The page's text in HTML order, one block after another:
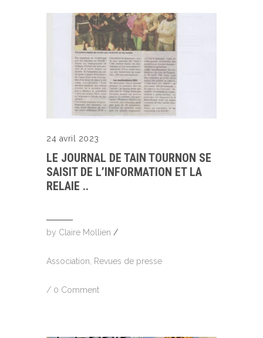
24 avril 2023
LE JOURNAL DE TAIN TOURNON SE
SAISIT DE L’INFORMATION ET LA
RELAIE ..
by Claire Mollien /
Association, Revues de presse
/ 0 Comment